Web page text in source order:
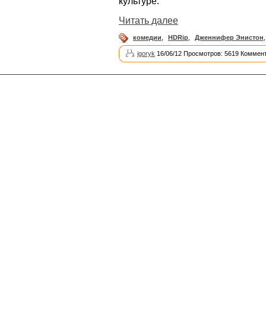
Читать далее
комедии HDRip Дженнифер Энистон
igoryk 16/06/12 Просмотров: 5619